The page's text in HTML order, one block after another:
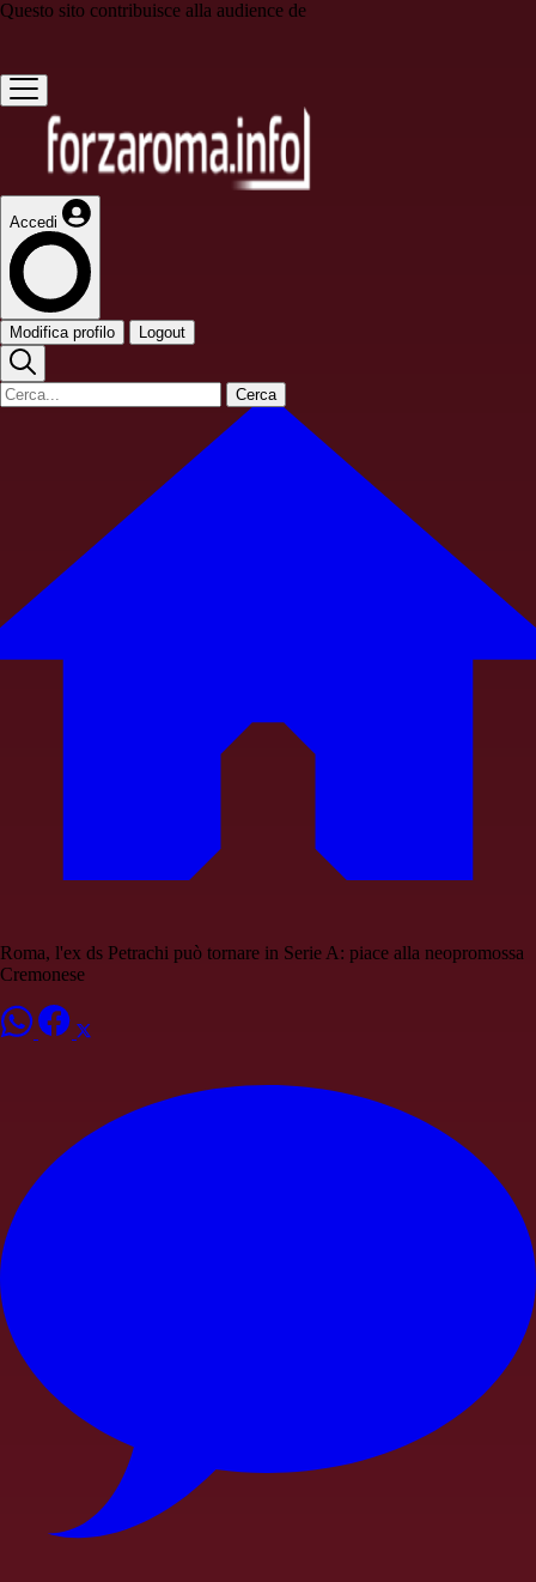
Questo sito contribuisce alla audience de
Accedi
Modifica profilo Logout
Cerca
Roma, l'ex ds Petrachi può tornare in Serie A: piace alla neopromossa
Cremonese